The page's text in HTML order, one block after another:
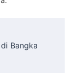
Bangka